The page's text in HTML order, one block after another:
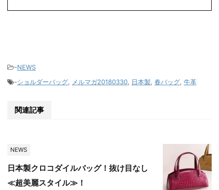
-NEWS
-ショルダーバッグ, メルマガ20180330, 日本製, 春バッグ, 牛革
関連記事
NEWS
日本製クロコダイルバッグ！抜け目なし
≪超美麗スタイル≫！